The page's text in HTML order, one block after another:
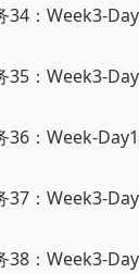
34：Week3-
35：Week3-
36：Week-
37：Week3-
38：Week3-